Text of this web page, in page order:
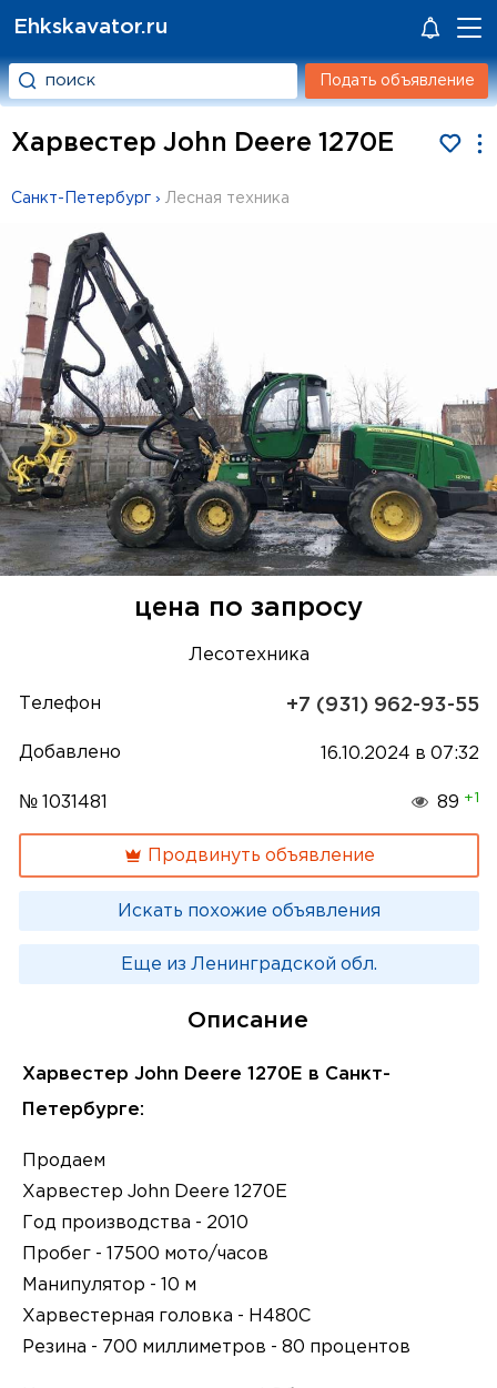
Ehkskavator.ru
Подать объявление
Харвестер John Deere 1270E
Санкт-Петербург › Лесная техника
цена по запросу
Лесотехника
Телефон +7 (931) 962-93-55
Добавлено 16.10.2024 в 07:32
№ 1031481 89 +1
Продвинуть объявление
Искать похожие объявления
Еще из Ленинградской обл.
Описание
Харвестер John Deere 1270E в Санкт-
Петербурге:
Продаем
Харвестер John Deere 1270E
Год производства - 2010
Пробег - 17500 мото/часов
Манипулятор - 10 м
Харвестерная головка - H480C
Резина - 700 миллиметров - 80 процентов